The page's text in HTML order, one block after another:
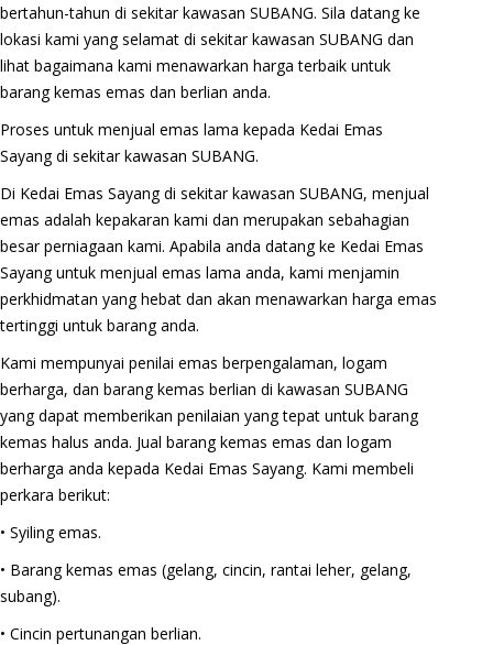
bertahun-tahun di sekitar kawasan SUBANG. Sila datang ke
lokasi kami yang selamat di sekitar kawasan SUBANG dan
lihat bagaimana kami menawarkan harga terbaik untuk
barang kemas emas dan berlian anda.
Proses untuk menjual emas lama kepada Kedai Emas
Sayang di sekitar kawasan SUBANG.
Di Kedai Emas Sayang di sekitar kawasan SUBANG, menjual
emas adalah kepakaran kami dan merupakan sebahagian
besar perniagaan kami. Apabila anda datang ke Kedai Emas
Sayang untuk menjual emas lama anda, kami menjamin
perkhidmatan yang hebat dan akan menawarkan harga emas
tertinggi untuk barang anda.
Kami mempunyai penilai emas berpengalaman, logam
berharga, dan barang kemas berlian di kawasan SUBANG
yang dapat memberikan penilaian yang tepat untuk barang
kemas halus anda. Jual barang kemas emas dan logam
berharga anda kepada Kedai Emas Sayang. Kami membeli
perkara berikut:
• Syiling emas.
• Barang kemas emas (gelang, cincin, rantai leher, gelang,
subang).
• Cincin pertunangan berlian.